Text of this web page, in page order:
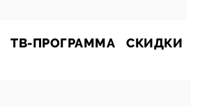
ТВ-ПРОГРАММА СКИДКИ